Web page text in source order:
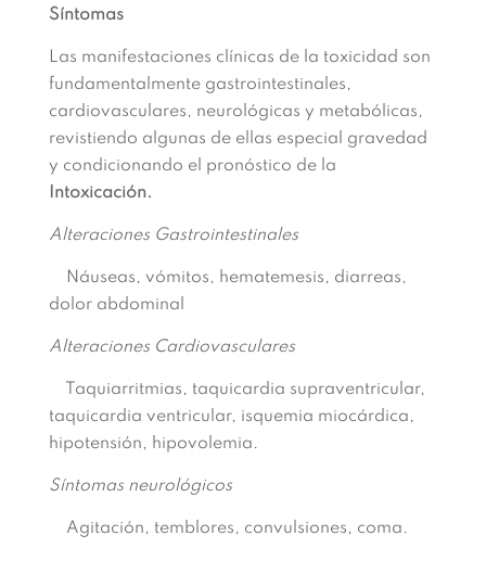
Síntomas
Las manifestaciones clínicas de la toxicidad son
fundamentalmente gastrointestinales,
cardiovasculares, neurológicas y metabólicas,
revistiendo algunas de ellas especial gravedad
y condicionando el pronóstico de la
Intoxicación.
Alteraciones Gastrointestinales
Náuseas, vómitos, hematemesis, diarreas,
dolor abdominal
Alteraciones Cardiovasculares
Taquiarritmias, taquicardia supraventricular,
taquicardia ventricular, isquemia miocárdica,
hipotensión, hipovolemia.
Síntomas neurológicos
Agitación, temblores, convulsiones, coma.